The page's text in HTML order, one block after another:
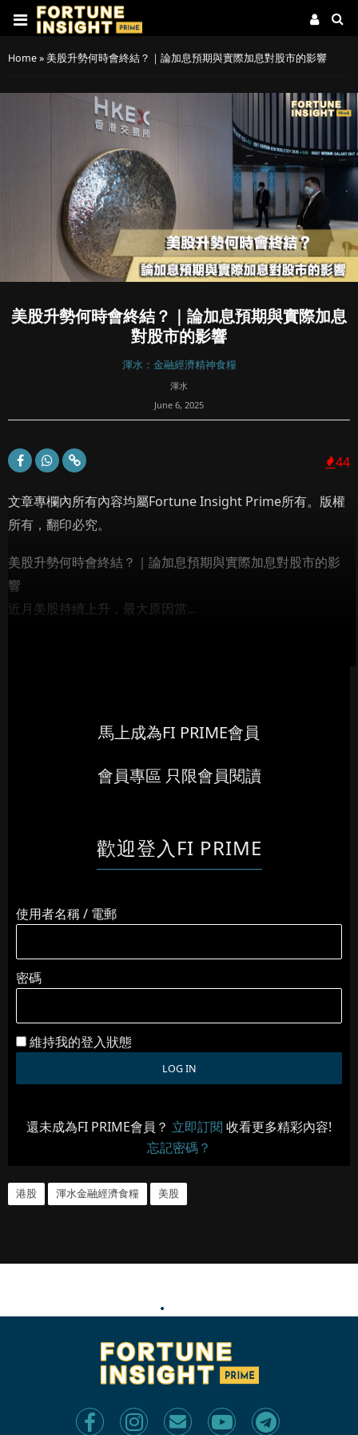
Home»美股升勢何時會終結？｜論加息預期與實際加息對股市的影響
美股升勢何時會終結？｜論加息預期與實際加息
對股市的影響
渾水：金融經濟精神食糧
渾水
June 6, 2025
44
文章專欄內所有內容均屬Fortune Insight Prime所有。版權
所有，翻印必究。
美股升勢何時會終結？｜論加息預期與實際加息對股市的影
響
近月美股持續上升，最大原因當...
馬上成為FI PRIME會員
會員專區 只限會員閱讀
歡迎登入FI PRIME
使用者名稱 / 電郵
密碼
維持我的登入狀態
還未成為FI PRIME會員？ 立即訂閱 收看更多精彩內容!
忘記密碼？
港股 渾水金融經濟食糧 美股